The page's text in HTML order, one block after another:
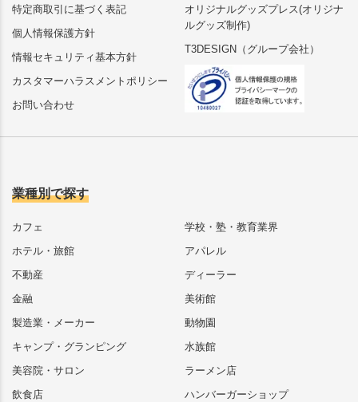
特定商取引に基づく表記
個人情報保護方針
情報セキュリティ基本方針
カスタマーハラスメントポリシー
お問い合わせ
オリジナルグッズプレス(オリジナ
ルグッズ制作)
T3DESIGN（グループ会社）
業種別で探す
カフェ
ホテル・旅館
不動産
金融
製造業・メーカー
キャンプ・グランピング
美容院・サロン
飲食店
学校・塾・教育業界
アパレル
ディーラー
美術館
動物園
水族館
ラーメン店
ハンバーガーショップ